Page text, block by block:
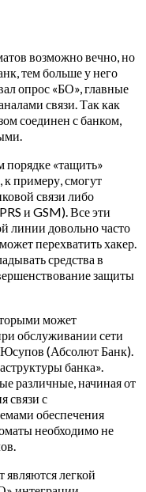
возможно вечно, но
тем больше у него
опрос «БО», главные
связи. Так как
соединен с банком,
порядке «тащить»
к примеру, смогут
связи либо
и GSM). Все эти
линии довольно часто
перехватить хакер.
средства в
защиты
может
обслуживании сети
(Абсолют Банк).
банка».
различные, начиная от
связи с
обеспечения
необходимо не
легкой